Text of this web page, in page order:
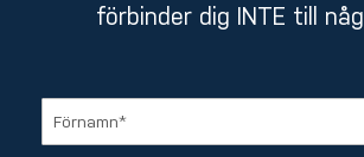
förbinder dig INTE till